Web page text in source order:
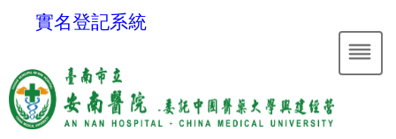
實名登記系統